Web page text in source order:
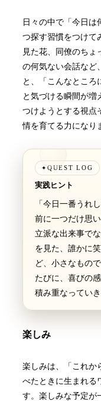
日々の中で「今日は
つ探す習慣をつけて
見た花、同僚のちょ
の何気ない会話など
と、「こんなところ
と気づける瞬間が増
つけようとする視点
情を育てる力になり
✦QUEST LOG
実践ヒント
「今日一番うれ
前に一つだけ思
立派な出来事で
を見た、誰かに
ど、小さなもの
たびに、喜びの
積み重なっていき
楽しみ
楽しみは、「これか
べたときに生まれる
す。楽しみな予定が